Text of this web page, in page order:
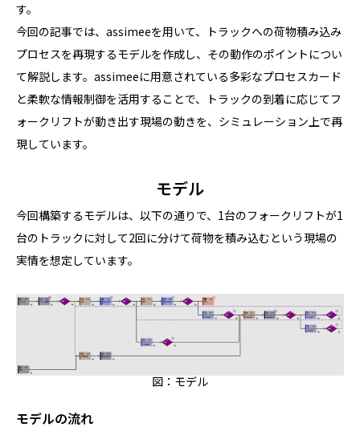
す。
今回の記事では、assimeeを用いて、トラックへの荷物積み込み
プロセスを再現するモデルを作成し、その動作のポイントについ
て解説します。assimeeに用意されている多彩なプロセスカード
と柔軟な情報制御を活用することで、トラックの到着に応じてフ
ォークリフトが動き出す現場の動きを、シミュレーション上で再
現しています。
モデル
今回構築するモデルは、以下の通りで、1台のフォークリフトが1
台のトラックに対して2回に分けて荷物を積み込むという現場の
実情を想定しています。
図：モデル
モデルの流れ